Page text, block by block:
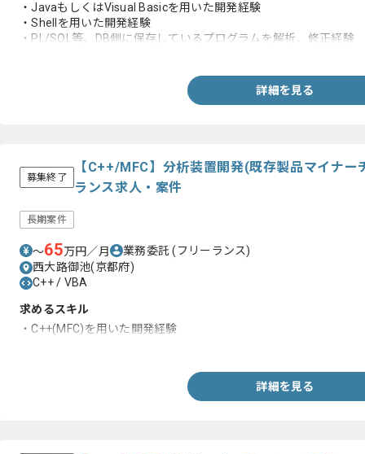
・JavaもしくはVisual Basicを用いた開発経験
・Shellを用いた開発経験
・PL/SQL等、DB側に保存しているプログラムを解析、修正経験
詳細を見る
募集終了
【C++/MFC】分析装置開発(既存製品マイナー
ランス求人・案件
長期案件
〜65万円／月 業務委託(フリーランス)
西大路御池(京都府)
C++ / VBA
求めるスキル
・C++(MFC)を用いた開発経験
詳細を見る